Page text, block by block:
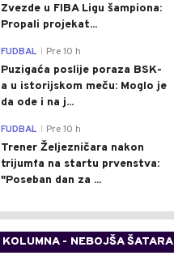
Zvezde u FIBA Ligu šampiona:
Propali projekat...
FUDBAL Pre 10 h
Puzigaća poslije poraza BSK-
a u istorijskom meču: Moglo je
da ode i na j...
FUDBAL Pre 10 h
Trener Željezničara nakon
trijumfa na startu prvenstva:
"Poseban dan za ...
KOLUMNA - NEBOJŠA ŠATARA